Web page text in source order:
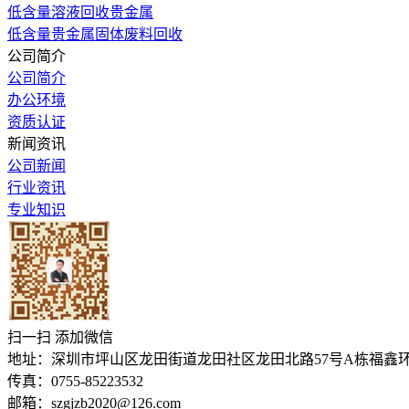
低含量溶液回收贵金属
低含量贵金属固体废料回收
公司简介
公司简介
办公环境
资质认证
新闻资讯
公司新闻
行业资讯
专业知识
扫一扫 添加微信
地址：深圳市坪山区龙田街道龙田社区龙田北路57号A栋福鑫
传真：0755-85223532
邮箱：szgjzb2020@126.com